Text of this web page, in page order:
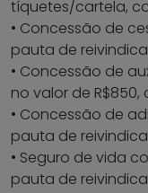
tíquetes/cartela,
• Concessão de
pauta de
• Concessão de
no valor de
• Concessão de
pauta de
• Seguro de vida
pauta de